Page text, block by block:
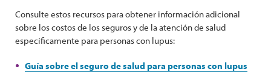
Consulte estos recursos para obtener información adicional
sobre los costos de los seguros y de la atención de salud
específicamente para personas con lupus:
Guía sobre el seguro de salud para personas con lupus